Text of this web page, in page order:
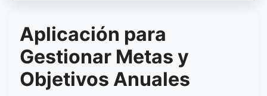
Aplicación para
Gestionar Metas y
Objetivos Anuales